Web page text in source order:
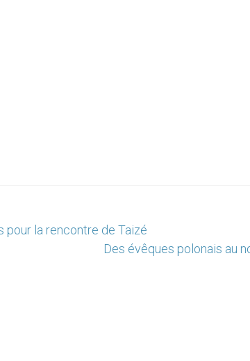
pour la rencontre de Taizé
Des évêques polonais au